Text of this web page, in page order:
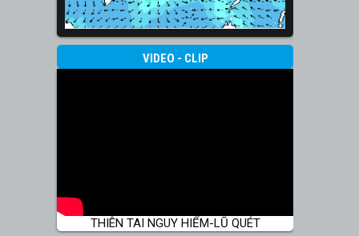
VIDEO - CLIP
THIÊN TAI NGUY HIỂM-LŨ QUÉT